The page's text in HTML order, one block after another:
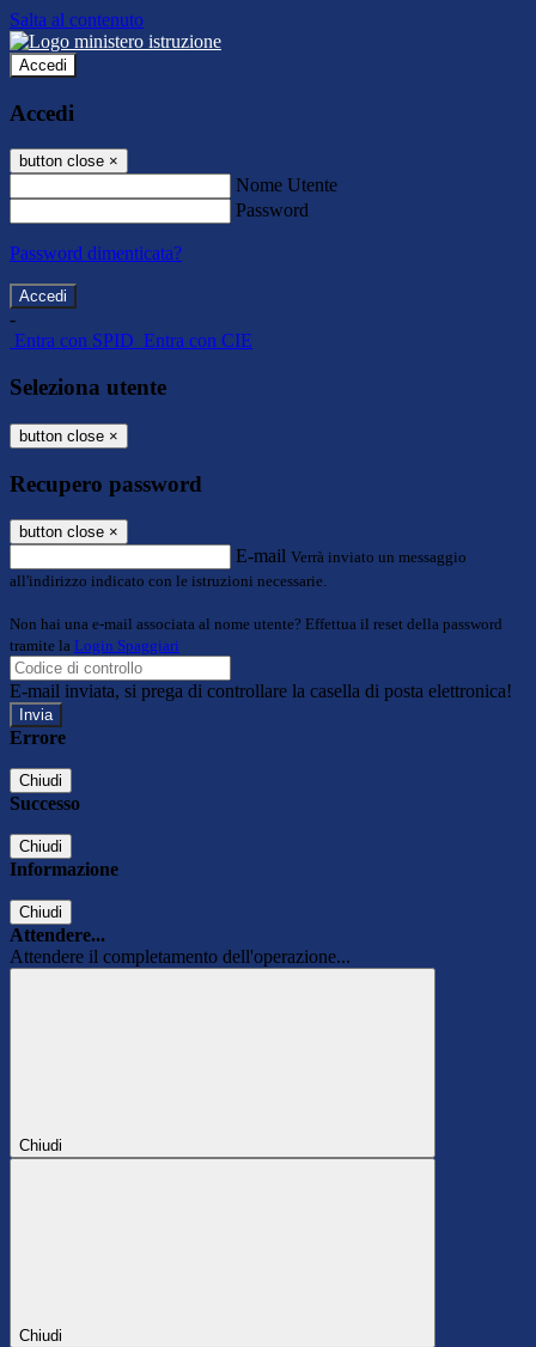
Salta al contenuto
Accedi
Accedi
button close ×
Nome Utente
Password
Password dimenticata?
-
Entra con SPID Entra con CIE
Seleziona utente
button close ×
Recupero password
button close ×
E-mail Verrà inviato un messaggio
all'indirizzo indicato con le istruzioni necessarie.
Non hai una e-mail associata al nome utente? Effettua il reset della password
tramite la Login Spaggiari
E-mail inviata, si prega di controllare la casella di posta elettronica!
Errore
Chiudi
Successo
Chiudi
Informazione
Chiudi
Attendere...
Attendere il completamento dell'operazione...
Chiudi
Chiudi